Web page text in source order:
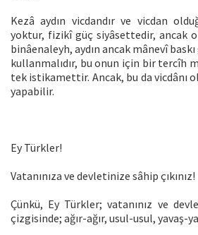
Kezâ aydın vicdandır ve vicdan
yoktur, fizikî güç siyâsettedir, ancak
binâenaleyh, aydın ancak mânevî
kullanmalıdır, bu onun için bir tercîh
tek istikamettir. Ancak, bu da vicdânı
yapabilir.
Ey Türkler!
Vatanınıza ve devletinize sâhip çıkınız!
Çünkü, Ey Türkler; vatanınız ve
çizgisinde; ağır-ağır, usul-usul, yavaş-